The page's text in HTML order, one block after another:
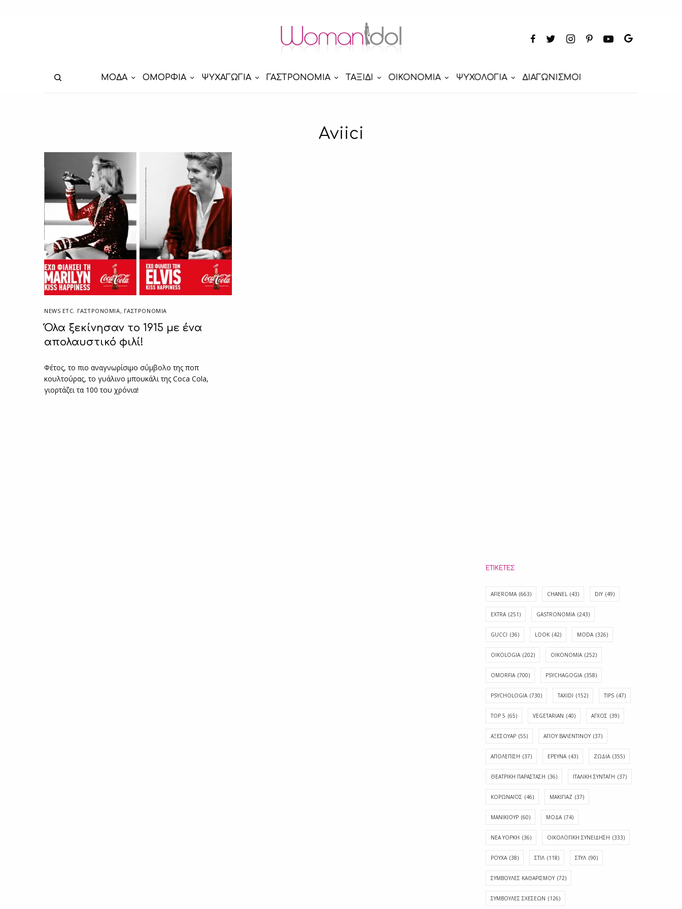
ΜΟΔΑ ΟΜΟΡΦΙΑ ΨΥΧΑΓΩΓΙΑ ΓΑΣΤΡΟΝΟΜΙΑ ΤΑΞΙΔΙ ΟΙΚΟΝΟΜΙΑ ΨΥΧΟΛΟΓΙΑ ΔΙΑΓΩΝΙΣΜΟΙ
Aviici
NEWS ETC. ΓΑΣΤΡΟΝΟΜΊΑ, ΓΑΣΤΡΟΝΟΜΙΑ
Όλα ξεκίνησαν το 1915 με ένα
απολαυστικό φιλί!
Φέτος, το πιο αναγνωρίσιμο σύμβολο της ποπ
κουλτούρας, το γυάλινο μπουκάλι της Coca Cola,
γιορτάζει τα 100 του χρόνια!
ΕΤΙΚΈΤΕΣ
AFIEROMA (663) CHANEL (43) DIY (49)
EXTRA (251) GASTRONOMIA (243)
GUCCI (36) LOOK (42) MODA (326)
OIKOLOGIA (202) OIKONOMIA (252)
OMORFIA (700) PSYCHAGOGIA (358)
PSYCHOLOGIA (730) TAXIDI (152) TIPS (47)
TOP 5 (65) VEGETARIAN (40) ΑΓΧΟΣ (39)
ΑΞΕΣΟΥΑΡ (55) ΑΓΊΟΥ ΒΑΛΕΝΤΊΝΟΥ (37)
ΑΠΟΛΈΠΙΣΗ (37) ΕΡΕΥΝΑ (43) ΖΩΔΙΑ (355)
ΘΕΑΤΡΙΚΗ ΠΑΡΑΣΤΑΣΗ (36) ΙΤΑΛΙΚΗ ΣΥΝΤΑΓΗ (37)
ΚΟΡΩΝΑΪΟΣ (46) ΜΑΚΙΓΙΑΖ (37)
ΜΑΝΙΚΙΟΥΡ (60) ΜΟΔΑ (74)
ΝΕΑ ΥΟΡΚΗ (36) ΟΙΚΟΛΟΓΙΚΗ ΣΥΝΕΙΔΗΣΗ (333)
ΡΟΥΧΑ (38) ΣΤΙΛ (118) ΣΤΥΛ (90)
ΣΥΜΒΟΥΛΕΣ ΚΑΘΑΡΙΣΜΟΥ (72)
ΣΥΜΒΟΥΛΕΣ ΣΧΕΣΕΩΝ (126)